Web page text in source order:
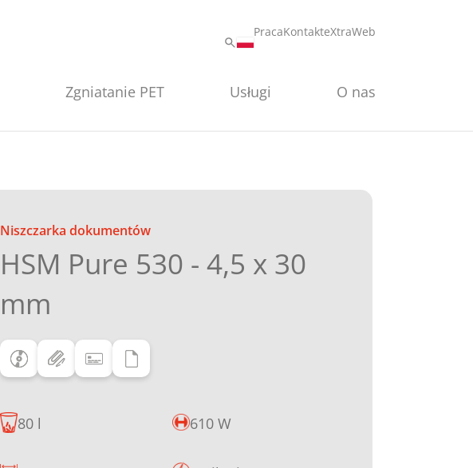
PracaKontakteXtraWeb
Zgniatanie PET Usługi O nas
Niszczarka dokumentów
HSM Pure 530 - 4,5 x 30
mm
80 l 610 W